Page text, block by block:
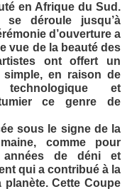
en Afrique du Sud.
se déroule jusqu’à
d’ouverture a
vue de la beauté des
ont offert un
en raison de
et
ce genre de
sous le signe de la
comme pour
de déni et
qui a contribué à la
Cette Coupe